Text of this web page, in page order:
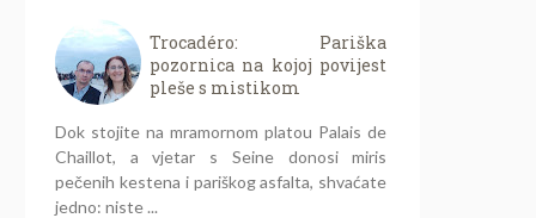
Trocadéro: Pariška
pozornica na kojoj povijest
pleše s mistikom
Dok stojite na mramornom platou Palais de
Chaillot, a vjetar s Seine donosi miris
pečenih kestena i pariškog asfalta, shvaćate
jedno: niste ...